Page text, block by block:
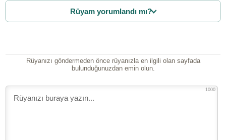
Rüyam yorumlandı mı?
Rüyanızı göndermeden önce rüyanızla en ilgili olan sayfada
bulunduğunuzdan emin olun.
1000